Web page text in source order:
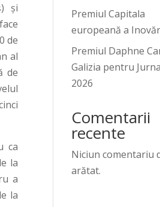
și
de
al
de
ca
la
a
la
Premiul Capitala
europeană a
Premiul Daphne
Galizia pentru
2026
Comentarii
recente
Niciun comentariu
arătat.